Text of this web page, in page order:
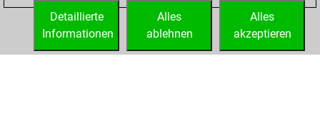
=0 -4 in bullet
Alles
akzeptieren
Alles
ablehnen
Detaillierte
Informationen